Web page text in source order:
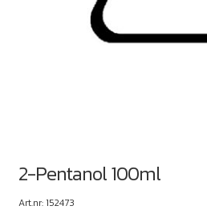
2-Pentanol 100ml
Art.nr: 152473